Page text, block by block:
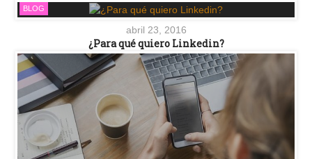
BLOG
abril 23, 2016
¿Para qué quiero Linkedin?